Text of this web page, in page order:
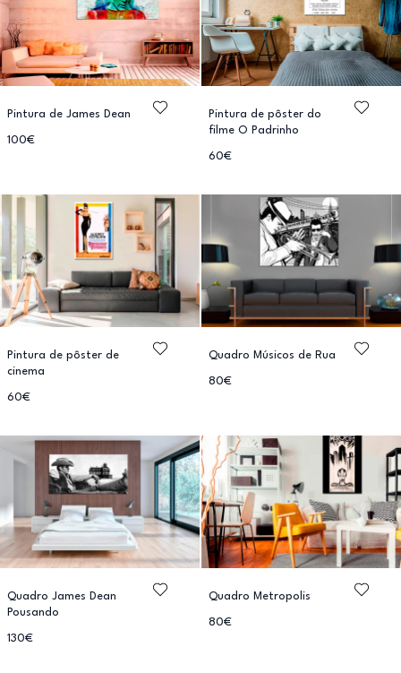
Pintura de James Dean
100€
Pintura de pôster do
filme O Padrinho
60€
Pintura de pôster de
cinema
60€
Quadro Músicos de Rua
80€
Quadro James Dean
Pousando
130€
Quadro Metropolis
80€